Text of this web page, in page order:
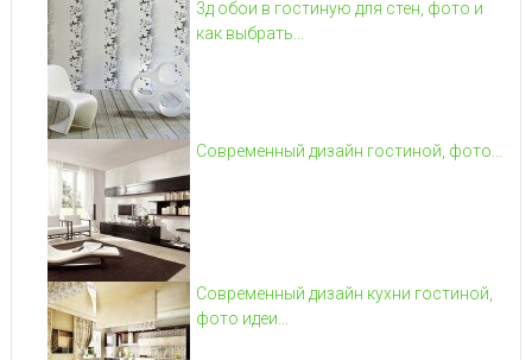
3д обои в гостиную для стен, фото и
как выбрать...
Современный дизайн гостиной, фото...
Современный дизайн кухни гостиной,
фото идеи...